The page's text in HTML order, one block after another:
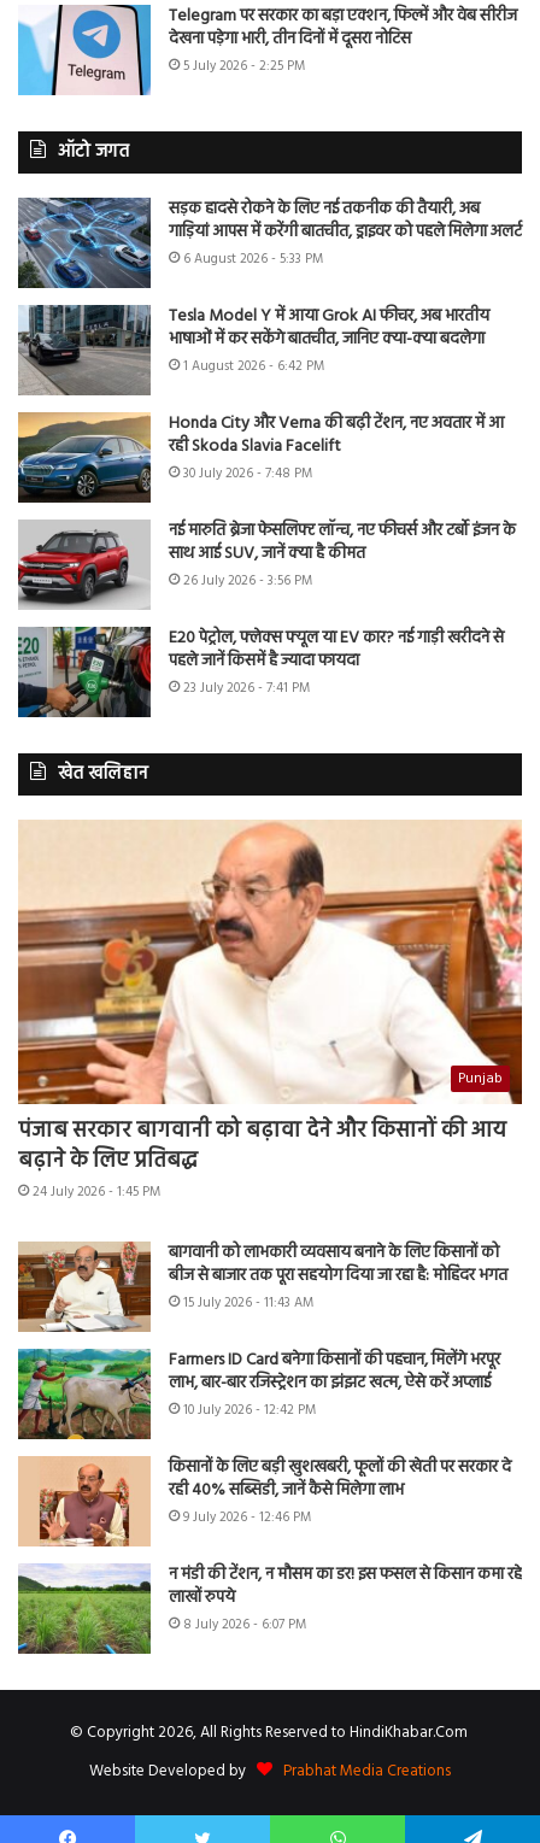
Telegram पर सरकार का बड़ा एक्शन, फिल्में और वेब सीरीज
देखना पड़ेगा भारी, तीन दिनों में दूसरा नोटिस
5 July 2026 - 2:25 PM
ऑटो जगत
सड़क हादसे रोकने के लिए नई तकनीक की तैयारी, अब
गाड़ियां आपस में करेंगी बातचीत, ड्राइवर को पहले मिलेगा अलर्ट
6 August 2026 - 5:33 PM
Tesla Model Y में आया Grok AI फीचर, अब भारतीय
भाषाओं में कर सकेंगे बातचीत, जानिए क्या-क्या बदलेगा
1 August 2026 - 6:42 PM
Honda City और Verna की बढ़ी टेंशन, नए अवतार में आ
रही Skoda Slavia Facelift
30 July 2026 - 7:48 PM
नई मारुति ब्रेजा फेसलिफ्ट लॉन्च, नए फीचर्स और टर्बो इंजन के
साथ आई SUV, जानें क्या है कीमत
26 July 2026 - 3:56 PM
E20 पेट्रोल, फ्लेक्स फ्यूल या EV कार? नई गाड़ी खरीदने से
पहले जानें किसमें है ज्यादा फायदा
23 July 2026 - 7:41 PM
खेत खलिहान
Punjab
पंजाब सरकार बागवानी को बढ़ावा देने और किसानों की आय
बढ़ाने के लिए प्रतिबद्ध
24 July 2026 - 1:45 PM
बागवानी को लाभकारी व्यवसाय बनाने के लिए किसानों को
बीज से बाजार तक पूरा सहयोग दिया जा रहा है: मोहिंदर भगत
15 July 2026 - 11:43 AM
Farmers ID Card बनेगा किसानों की पहचान, मिलेंगे भरपूर
लाभ, बार-बार रजिस्ट्रेशन का झंझट खत्म, ऐसे करें अप्लाई
10 July 2026 - 12:42 PM
किसानों के लिए बड़ी खुशखबरी, फूलों की खेती पर सरकार दे
रही 40% सब्सिडी, जानें कैसे मिलेगा लाभ
9 July 2026 - 12:46 PM
न मंडी की टेंशन, न मौसम का डर! इस फसल से किसान कमा रहे
लाखों रुपये
8 July 2026 - 6:07 PM
© Copyright 2026, All Rights Reserved to HindiKhabar.Com
Website Developed by
Prabhat Media Creations